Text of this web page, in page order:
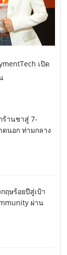
เปิด
ร้านชาสู่ 7-
ดนอก ท่ามกลาง
ฤษร้อยปีสู่เป้า
ผ่าน